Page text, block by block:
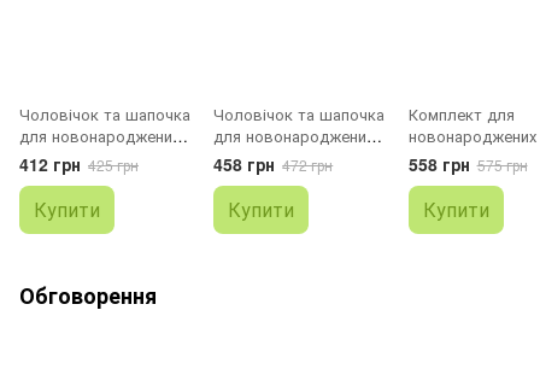
Чоловічок та шапочка
для новонароджених
Рисочки
412 грн 425 грн
Купити
Чоловічок та шапочка
для новонароджених
Квіточки
458 грн 472 грн
Купити
Комплект для
новонароджених
квіточками
558 грн 575 грн
Купити
Обговорення